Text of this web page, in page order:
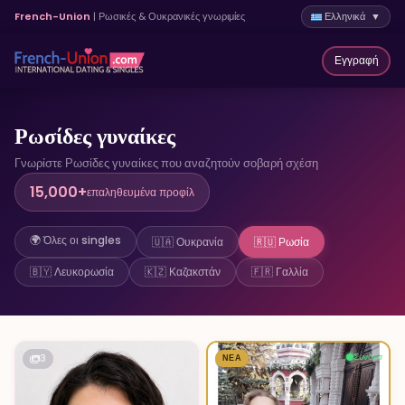
French-Union | Ρωσικές & Ουκρανικές γνωριμίες Ελληνικά ▼
Εγγραφή
Ρωσίδες γυναίκες
Γνωρίστε Ρωσίδες γυναίκες που αναζητούν σοβαρή σχέση
15,000+επαληθευμένα προφίλ
🌍 Όλες οι singles 🇺🇦 Ουκρανία
🇷🇺 Ρωσία
🇧🇾 Λευκορωσία
🇰🇿 Καζακστάν 🇫🇷 Γαλλία
3 3 Συνδεσ
ΝΈΑ